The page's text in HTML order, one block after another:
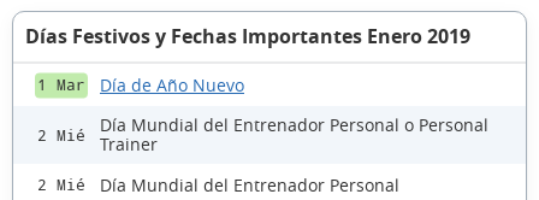
Días Festivos y Fechas Importantes Enero 2019
1 Mar Día de Año Nuevo
2 Mié
Día Mundial del Entrenador Personal o Personal
Trainer
2 Mié Día Mundial del Entrenador Personal